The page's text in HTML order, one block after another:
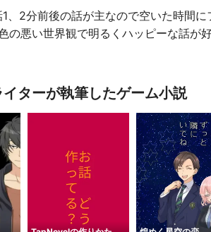
1、2分前後の話が主なので空いた時間
の悪い世界観で明るくハッピーな話が好
イターが執筆したゲーム小説